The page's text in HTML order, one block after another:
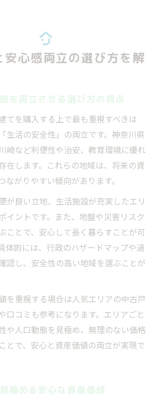
安心感両立の選び方を解
を両立させる選び方の視点
てを購入する上で最も重視すべきは
生活の安全性」の両立です。神奈川県
崎など利便性や治安、教育環境に優れ
在します。これらの地域は、将来の資
ながりやすい傾向があります。
が良い立地、生活施設が充実したエリ
イントです。また、地盤や災害リスク
ことで、安心して長く暮らすことが可
体的には、行政のハザードマップや過
認し、安全性の高い地域を選ぶことが
を重視する場合は人気エリアの中古戸
口コミも参考になります。エリアごと
や人口動態を見極め、無理のない価格
とで、安心と資産価値の両立が実現で
極める安心な資産価値